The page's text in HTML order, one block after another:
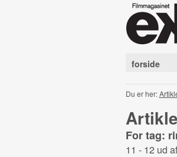
forside
Du er her:
For tag:
11 - 12 ud